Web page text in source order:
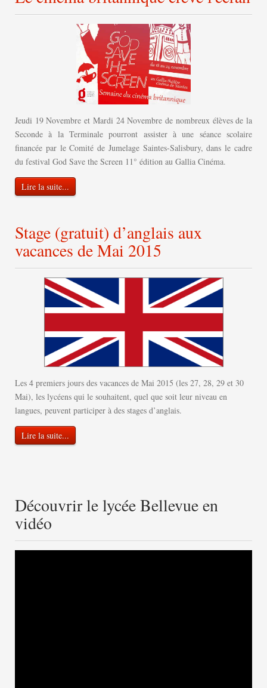
Jeudi 19 Novembre et Mardi 24 Novembre de nombreux élèves de la
Seconde à la Terminale pourront assister à une séance scolaire
financée par le Comité de Jumelage Saintes-Salisbury, dans le cadre
du festival God Save the Screen 11° édition au Gallia Cinéma.
Lire la suite...
Stage (gratuit) d’anglais aux
vacances de Mai 2015
Les 4 premiers jours des vacances de Mai 2015 (les 27, 28, 29 et 30
Mai), les lycéens qui le souhaitent, quel que soit leur niveau en
langues, peuvent participer à des stages d’anglais.
Lire la suite...
Découvrir le lycée Bellevue en
vidéo